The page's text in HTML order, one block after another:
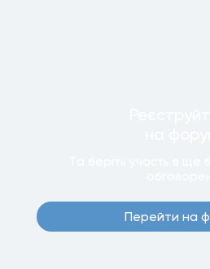
Перейти на